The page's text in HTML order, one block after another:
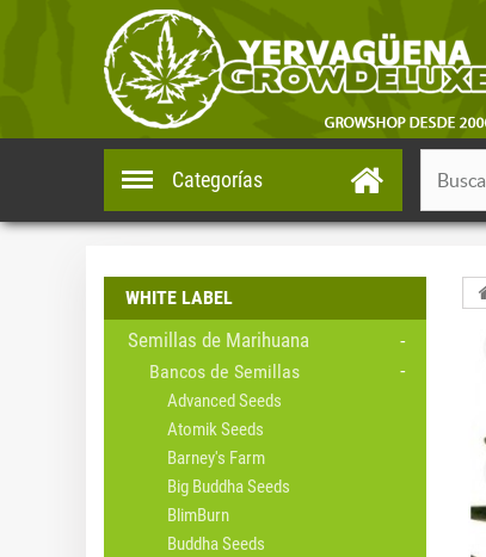
Categorías
WHITE LABEL
Semillas de Marihuana
Bancos de Semillas
Advanced Seeds
Atomik Seeds
Barney's Farm
Big Buddha Seeds
BlimBurn
Buddha Seeds